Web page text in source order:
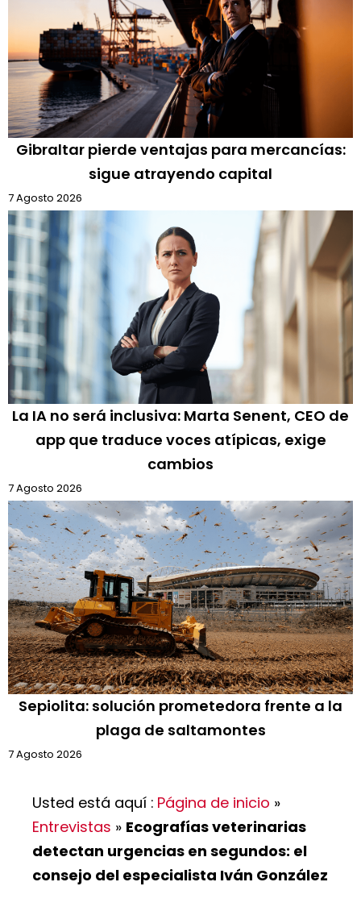
Gibraltar pierde ventajas para mercancías:
sigue atrayendo capital
7 Agosto 2026
La IA no será inclusiva: Marta Senent, CEO de
app que traduce voces atípicas, exige
cambios
7 Agosto 2026
Sepiolita: solución prometedora frente a la
plaga de saltamontes
7 Agosto 2026
Usted está aquí : Página de inicio »
Entrevistas » Ecografías veterinarias
detectan urgencias en segundos: el
consejo del especialista Iván González